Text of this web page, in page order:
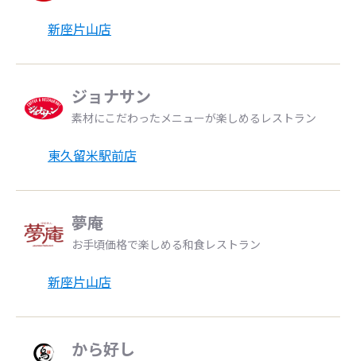
新座片山店
ジョナサン
素材にこだわったメニューが楽しめるレストラン
東久留米駅前店
夢庵
お手頃価格で楽しめる和食レストラン
新座片山店
から好し